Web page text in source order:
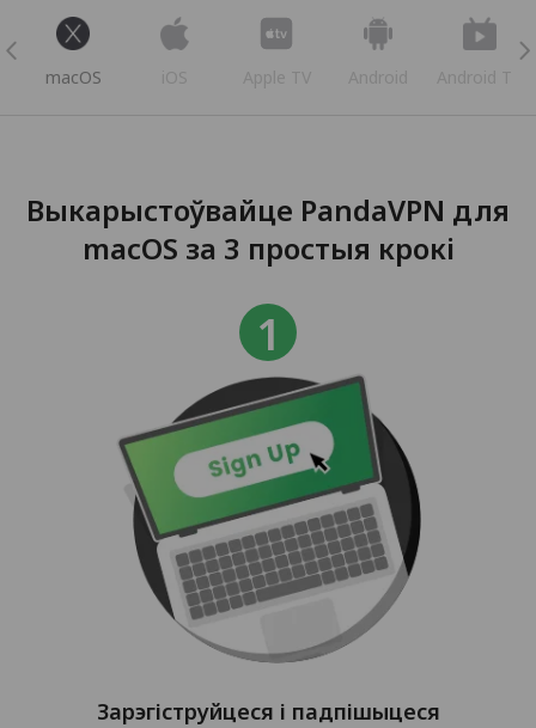
macOS iOS Apple TV Android Android TV
Выкарыстоўвайце PandaVPN для
macOS за 3 простыя крокі
Зарэгіструйцеся і падпішыцеся